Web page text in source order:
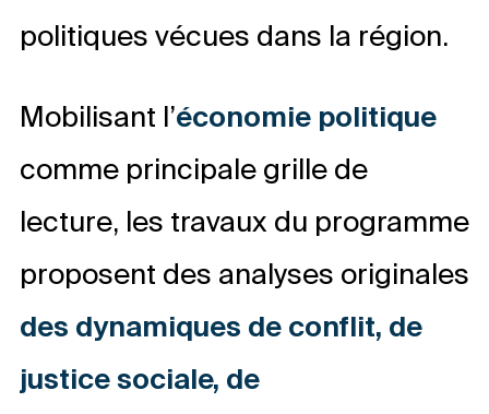
politiques vécues dans la région.
Mobilisant l’économie politique
comme principale grille de
lecture, les travaux du programme
proposent des analyses originales
des dynamiques de conflit, de
justice sociale, de